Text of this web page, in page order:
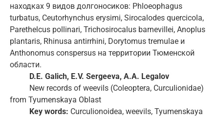
находках 9 видов долгоносиков: Phloeophagus
turbatus, Ceutorhynchus erysimi, Sirocalodes quercicola,
Parethelcus pollinari, Trichosirocalus barnevillei, Anoplus
plantaris, Rhinusa antirrhini, Dorytomus tremulae и
Anthonomus conspersus на территории Тюменской
области.
D.E. Galich, E.V. Sergeeva, A.A. Legalov
New records of weevils (Coleoptera, Curculionidae)
from Tyumenskaya Oblast
Key words: Curculionoidea, weevils, Tyumenskaya